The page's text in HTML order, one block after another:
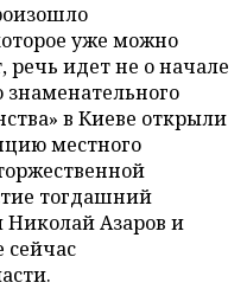
уже можно
речь идет не о начале
в Киеве открыли
местного
тогдашний
Азаров и